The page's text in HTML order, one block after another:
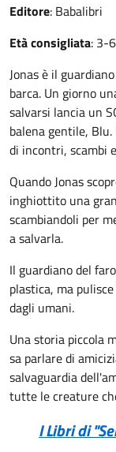
Editore: Babalibri
Età consigliata: 3-
Jonas è il
barca. Un giorno
salvarsi lancia un
balena gentile,
di incontri, scambi
Quando Jonas
inghiottito una
scambiandoli per
a salvarla.
Il guardiano del
plastica, ma
dagli umani.
Una storia piccola
sa parlare di
salvaguardia
tutte le creature
I Libri di